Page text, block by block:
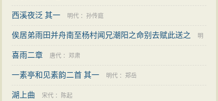
西溪夜泛 其一 明代 ：孙传庭
俟居弟雨田并舟南至杨村闻兄潮阳之命别去赋此送之 明
代：游朴
喜雨二章 唐代 ：邓肃
一素亭和见素韵二首 其一 明代 ：郑岳
湖上曲 宋代 ： 陈起